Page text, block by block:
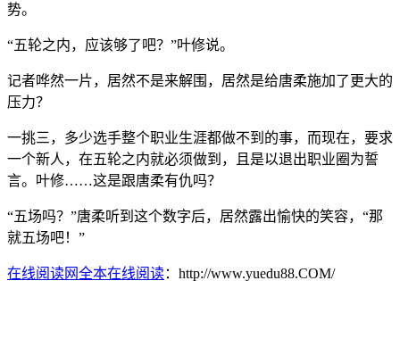
势。
“五轮之内，应该够了吧？”叶修说。
记者哗然一片，居然不是来解围，居然是给唐柔施加了更大的
压力？
一挑三，多少选手整个职业生涯都做不到的事，而现在，要求
一个新人，在五轮之内就必须做到，且是以退出职业圈为誓
言。叶修……这是跟唐柔有仇吗？
“五场吗？”唐柔听到这个数字后，居然露出愉快的笑容，“那
就五场吧！”
在线阅读网全本在线阅读：http://www.yuedu88.COM/